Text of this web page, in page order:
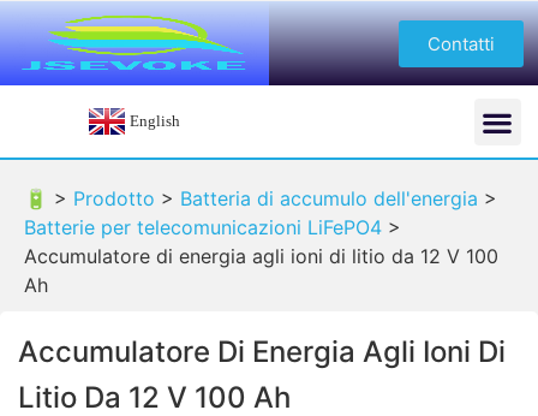
Contatti
English
🔋 > Prodotto > Batteria di accumulo dell'energia >
Batterie per telecomunicazioni LiFePO4 >
Accumulatore di energia agli ioni di litio da 12 V 100
Ah
Accumulatore Di Energia Agli Ioni Di
Litio Da 12 V 100 Ah